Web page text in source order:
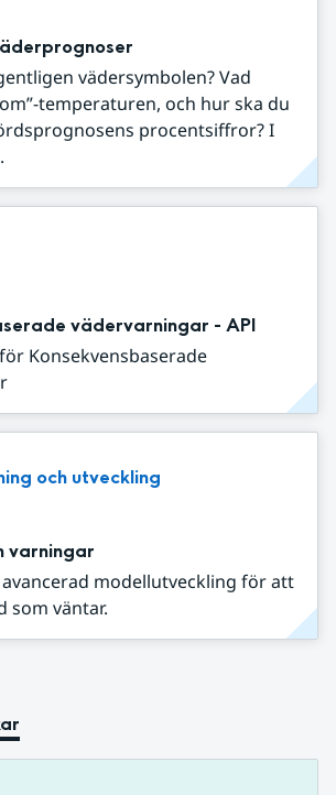
vädersymbolen? Vad
temperaturen, och hur ska du
procentsiffror? I
vädervarningar - API
Konsekvensbaserade
och utveckling
varningar
modellutveckling för att
som väntar.